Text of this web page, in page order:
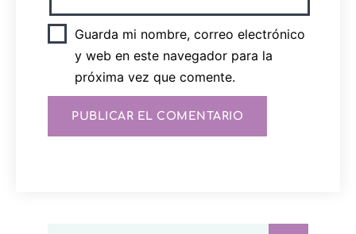
Guarda mi nombre, correo electrónico
y web en este navegador para la
próxima vez que comente.